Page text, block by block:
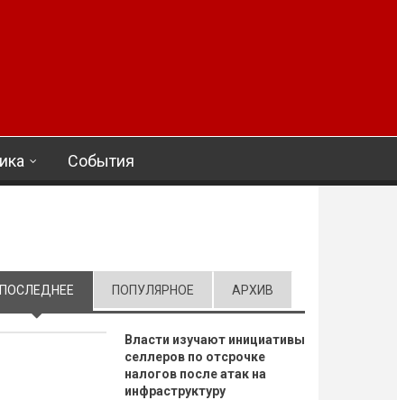
События
ПОСЛЕДНЕЕ (АКТИВНАЯ ВКЛАДКА)
ПОПУЛЯРНОЕ АРХИВ
Власти изучают инициативы
селлеров по отсрочке
налогов после атак на
инфраструктуру